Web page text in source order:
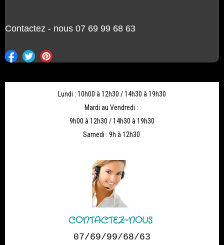
Contactez - nous 07 69 99 68 63
Lundi : 10h00 à 12h30 / 14h30 à 19h30
Mardi au Vendredi :
9h00 à 12h30 / 14h30 à 19h30
Samedi : 9h à 12h30
CONTACTEZ-NOUS
07/69/99/68/63